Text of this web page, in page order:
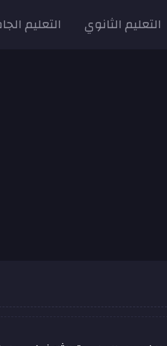
التعليم الثانوي التعليم